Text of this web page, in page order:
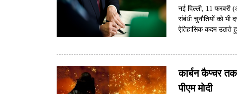
नई दिल्ली, 11 फरवरी
संबंधी चुनौतियों को
ऐतिहासिक कदम उठाते
कार्बन कैप्चर
पीएम मोदी